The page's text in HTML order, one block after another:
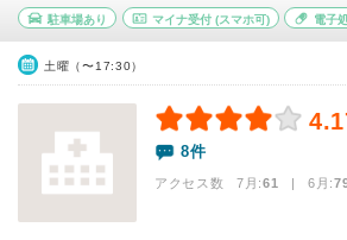
駐車場あり マイナ受付(スマホ可) 電子
土曜（〜17:30）
8件
アクセス数 7月:61 | 6月: